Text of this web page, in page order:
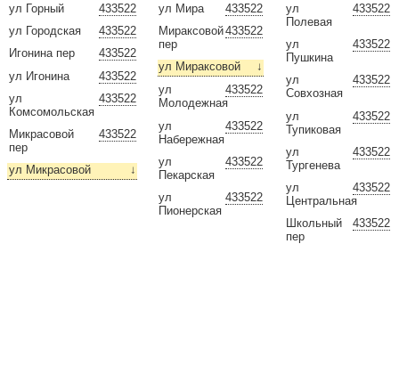
433522
ул Горный
433522
ул Городская
433522
Игонина пер
433522
ул Игонина
433522
ул
Комсомольская
433522
Микрасовой
пер
↓
ул Микрасовой
433522
ул Мира
433522
Мираксовой
пер
↓
ул Мираксовой
433522
ул
Молодежная
433522
ул
Набережная
433522
ул
Пекарская
433522
ул
Пионерская
433522
ул
Полевая
433522
ул
Пушкина
433522
ул
Совхозная
433522
ул
Тупиковая
433522
ул
Тургенева
433522
ул
Центральная
433522
Школьный
пер